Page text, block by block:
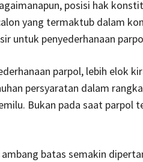
posisi hak
yang termaktub dalam
untuk penyederhanaan
parpol, lebih elok
persyaratan dalam
Bukan pada saat parpol
batas semakin